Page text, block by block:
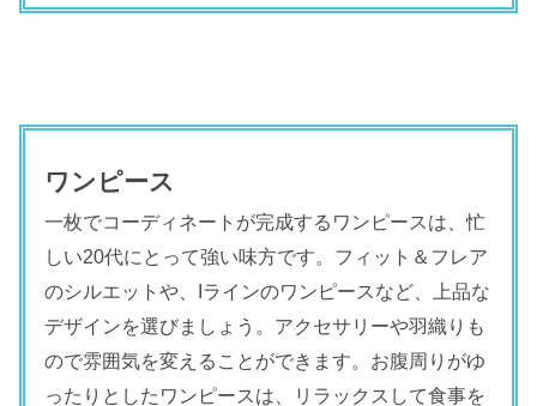
ワンピース
一枚でコーディネートが完成するワンピースは、忙
しい20代にとって強い味方です。フィット＆フレア
のシルエットや、Iラインのワンピースなど、上品な
デザインを選びましょう。アクセサリーや羽織りも
ので雰囲気を変えることができます。お腹周りがゆ
ったりとしたワンピースは、リラックスして食事を